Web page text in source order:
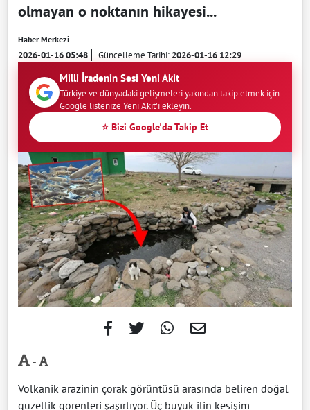
olmayan o noktanın hikayesi...
Haber Merkezi
2026-01-16 05:48 Güncelleme Tarihi:2026-01-16 12:29
Milli İradenin Sesi Yeni Akit
Türkiye ve dünyadaki gelişmeleri yakından takip etmek için
Google listenize Yeni Akit'i ekleyin.
⭐ Bizi Google'da Takip Et
-
Volkanik arazinin çorak görüntüsü arasında beliren doğal
güzellik görenleri şaşırtıyor. Üç büyük ilin kesişim